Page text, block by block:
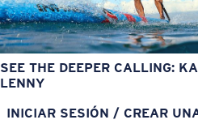
SEE THE DEEPER CALLING:
LENNY
INICIAR SESIÓN / CREAR